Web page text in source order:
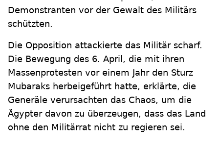
Demonstranten vor der Gewalt des Militärs
schützten.
Die Opposition attackierte das Militär scharf.
Die Bewegung des 6. April, die mit ihren
Massenprotesten vor einem Jahr den Sturz
Mubaraks herbeigeführt hatte, erklärte, die
Generäle verursachten das Chaos, um die
Ägypter davon zu überzeugen, dass das Land
ohne den Militärrat nicht zu regieren sei.